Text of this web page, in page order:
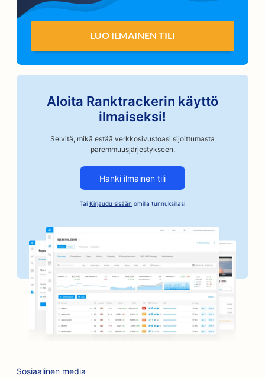
LUO ILMAINEN TILI
Aloita Ranktrackerin käyttö
ilmaiseksi!
Selvitä, mikä estää verkkosivustoasi sijoittumasta
paremmuusjärjestykseen.
Hanki ilmainen tili
Tai Kirjaudu sisään omilla tunnuksillasi
Sosiaalinen media